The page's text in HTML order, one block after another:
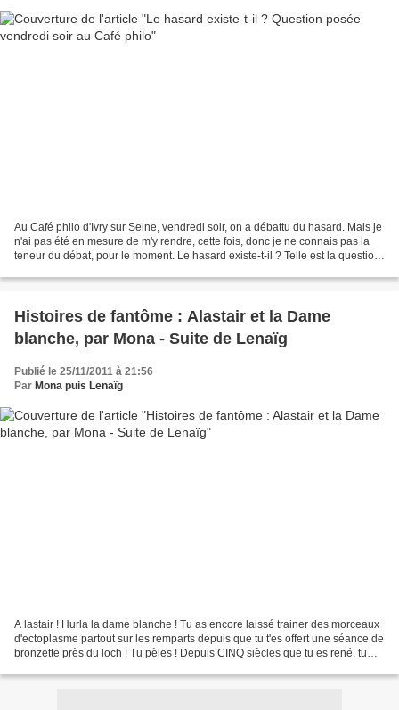
Au Café philo d'Ivry sur Seine, vendredi soir, on a débattu du hasard. Mais je
n'ai pas été en mesure de m'y rendre, cette fois, donc je ne connais pas la
teneur du débat, pour le moment. Le hasard existe-t-il ? Telle est la question
Histoires de fantôme : Alastair et la Dame
blanche, par Mona - Suite de Lenaïg
Publié le 25/11/2011 à 21:56
Par Mona puis Lenaïg
A lastair ! Hurla la dame blanche ! Tu as encore laissé trainer des morceaux
d'ectoplasme partout sur les remparts depuis que tu t'es offert une séance de
bronzette près du loch ! Tu pèles ! Depuis CINQ siècles que tu es rené, tu